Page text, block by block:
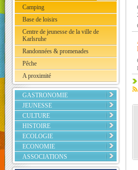
Camping
Base de loisirs
Centre de jeunesse de la ville de
Karlsruhe
Randonnées & promenades
Pêche
A proximité
GASTRONOMIE
JEUNESSE
CULTURE
HISTOIRE
ECOLOGIE
ECONOMIE
ASSOCIATIONS